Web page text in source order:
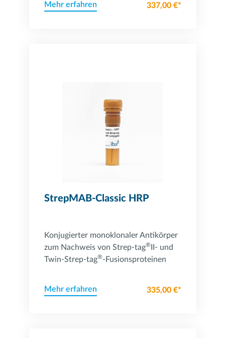
Mehr erfahren 337,00 €*
StrepMAB-Classic HRP
Konjugierter monoklonaler Antikörper
zum Nachweis von Strep-tag®II- und
Twin-Strep-tag®-Fusionsproteinen
Mehr erfahren 335,00 €*